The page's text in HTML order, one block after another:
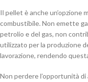
Il pellet è anche
combustibile. Non emette
petrolio e del gas, non
utilizzato per la produzione
lavorazione, rendendo
Non perdere l’opportunità